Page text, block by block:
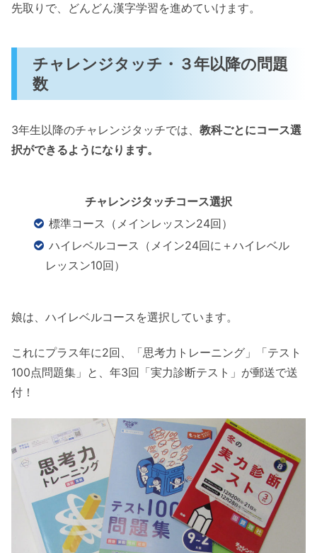
先取りで、どんどん漢字学習を進めていけます。
チャレンジタッチ・３年以降の問題
数
3年生以降のチャレンジタッチでは、 教科ごとにコース選
択ができるようになります。
チャレンジタッチコース選択
標準コース（メインレッスン24回）
ハイレベルコース（メイン24回に＋ハイレベル
レッスン10回）
娘は、ハイレベルコースを選択しています。
これにプラス年に2回、「思考力トレーニング」「テスト
100点問題集」と、年3回「実力診断テスト」が郵送で送
付！